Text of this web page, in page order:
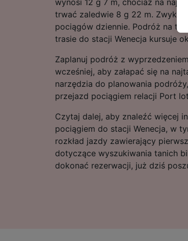
trwać zaledwie 8 g 22 m. Zwykle
pociągów dziennie. Podróż na tej
trasie do stacji Wenecja kursuje
Zaplanuj podróż z
wcześniej, aby załapać się na
narzędzia do planowania
przejazd pociągiem relacji Port
Czytaj dalej, aby znaleźć więcej
pociągiem do stacji Wenecja, w
rozkład jazdy zawierający
dotyczące wyszukiwania tanich
dokonać rezerwacji, już dziś